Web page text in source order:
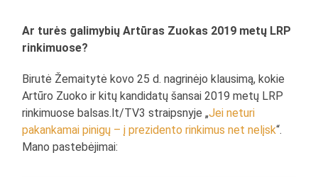
Ar turės galimybių Artūras Zuokas 2019 metų LRP
rinkimuose?
Birutė Žemaitytė kovo 25 d. nagrinėjo klausimą, kokie
Artūro Zuoko ir kitų kandidatų šansai 2019 metų LRP
rinkimuose balsas.lt/TV3 straipsnyje „Jei neturi
pakankamai pinigų – į prezidento rinkimus net nelįsk“.
Mano pastebėjimai: